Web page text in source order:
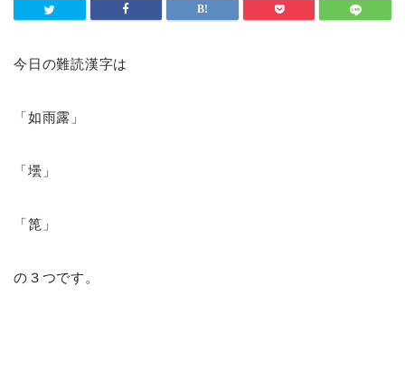
今日の難読漢字は
「如雨露」
「壜」
「箆」
の３つです。